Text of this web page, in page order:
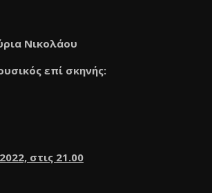
Νικολάου
επί σκηνής:
στις 21.00